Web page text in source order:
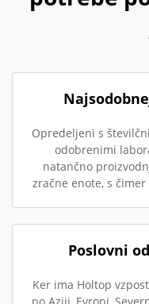
Opredeljeni s
odobrenimi
natančno
zračne enote, s
Poslovni
Ker ima Holtop